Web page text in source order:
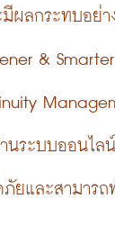
ผลกระทบอย่า
&
านระบบออนไ
ยและสามารถ